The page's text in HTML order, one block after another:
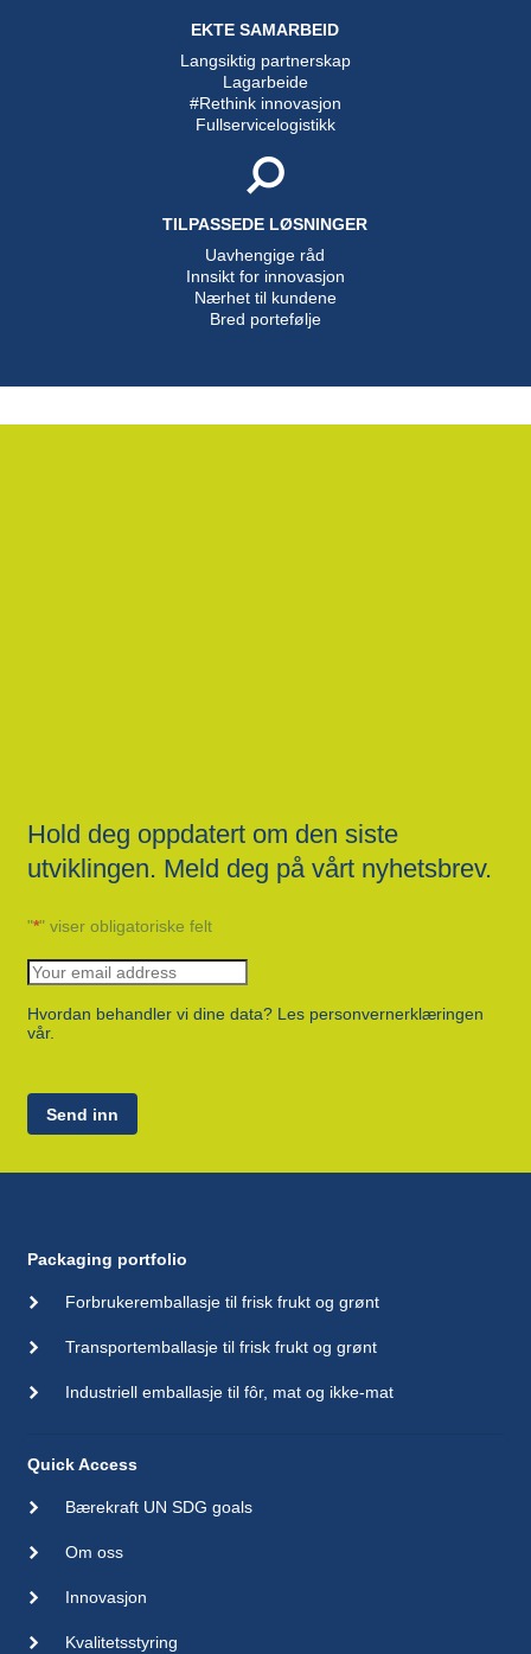
EKTE SAMARBEID
Langsiktig partnerskap
Lagarbeide
#Rethink innovasjon
Fullservicelogistikk
TILPASSEDE LØSNINGER
Uavhengige råd
Innsikt for innovasjon
Nærhet til kundene
Bred portefølje
Hold deg oppdatert om den siste
utviklingen. Meld deg på vårt nyhetsbrev.
"*" viser obligatoriske felt
Hvordan behandler vi dine data? Les personvernerklæringen
vår.
Send inn
Packaging portfolio
Forbrukeremballasje til frisk frukt og grønt
Transportemballasje til frisk frukt og grønt
Industriell emballasje til fôr, mat og ikke-mat
Quick Access
Bærekraft UN SDG goals
Om oss
Innovasjon
Kvalitetsstyring